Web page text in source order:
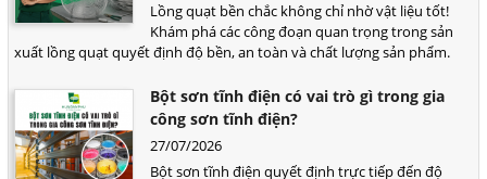
Lồng quạt bền chắc không chỉ nhờ vật liệu tốt!
Khám phá các công đoạn quan trọng trong sản
xuất lồng quạt quyết định độ bền, an toàn và chất lượng sản phẩm.
Bột sơn tĩnh điện có vai trò gì trong gia
công sơn tĩnh điện?
27/07/2026
Bột sơn tĩnh điện quyết định trực tiếp đến độ